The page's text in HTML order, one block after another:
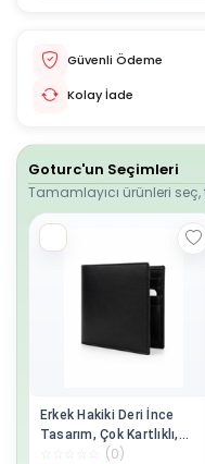
Güvenli Ödeme
Kolay İade
Goturc'un Seçimleri
Tamamlayıcı ürünleri seç,
Erkek Hakiki Deri İnce
Tasarım, Çok Kartlıklı,
Premium Kalite Cüzdan
(0)